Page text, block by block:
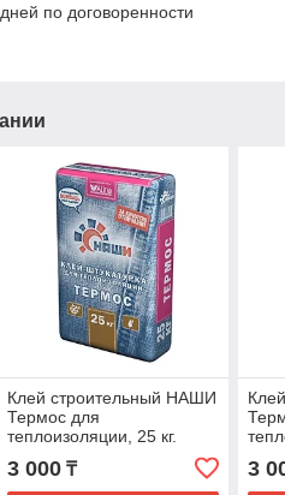
по договоренности
Клей строительный НАШИ
Термос для
теплоизоляции, 25 кг.
(Термос)
3 000₸ 3